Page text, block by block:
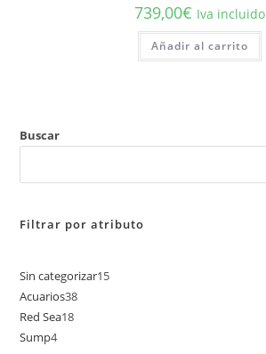
739,00€ Iva incluido
Añadir al carrito
Buscar
Filtrar por atributo
Sin categorizar1515
Acuarios3838
Red Sea1818
Sump44